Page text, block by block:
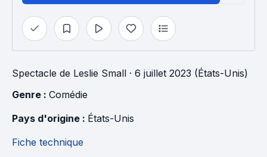
Spectacle de Leslie Small · 6 juillet 2023 (États-Unis)
Genre : Comédie
Pays d'origine : États-Unis
Fiche technique